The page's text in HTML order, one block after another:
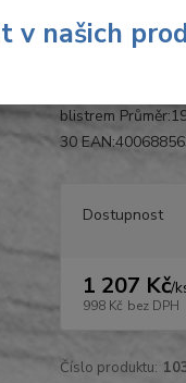
podélné a příčné
laťovky,
řezu: rychlé,
blistrem
30
Dostupnost
1 207 Kč/
998 Kč bez DPH
Číslo produktu:
v našich